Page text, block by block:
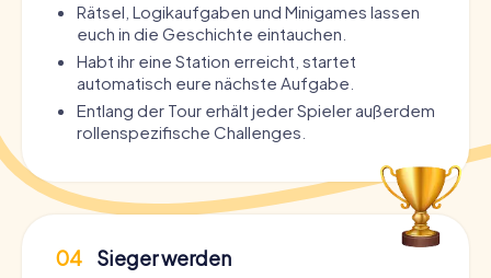
Rätsel, Logikaufgaben und Minigames lassen
euch in die Geschichte eintauchen.
Habt ihr eine Station erreicht, startet
automatisch eure nächste Aufgabe.
Entlang der Tour erhält jeder Spieler außerdem
rollenspezifische Challenges.
04 Sieger werden